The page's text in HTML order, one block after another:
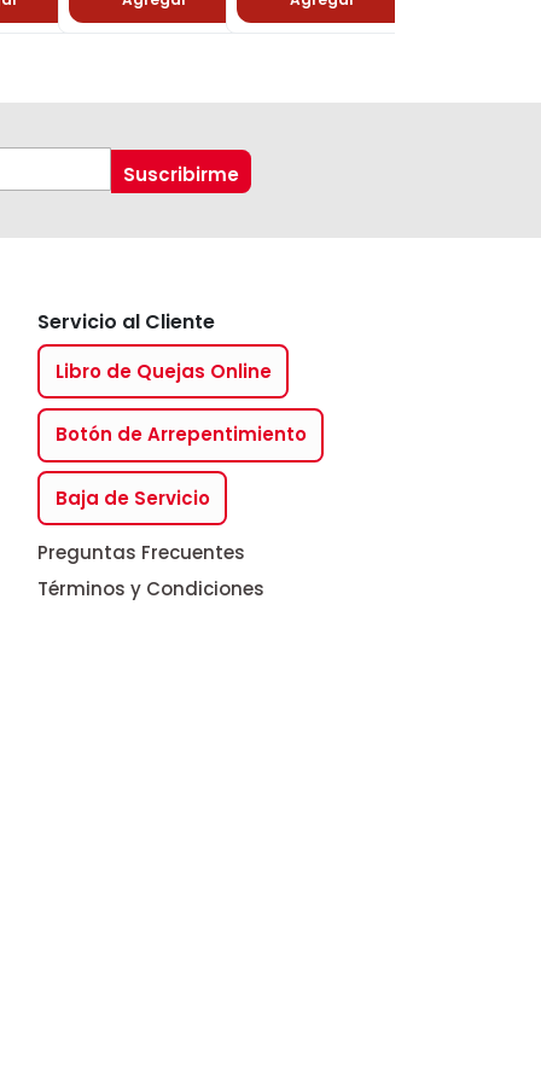
Servicio al Cliente
Libro de Quejas Online
Botón de Arrepentimiento
Baja de Servicio
Preguntas Frecuentes
Términos y Condiciones